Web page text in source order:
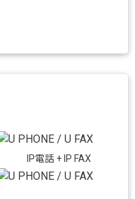
IP電話 + IP FAX